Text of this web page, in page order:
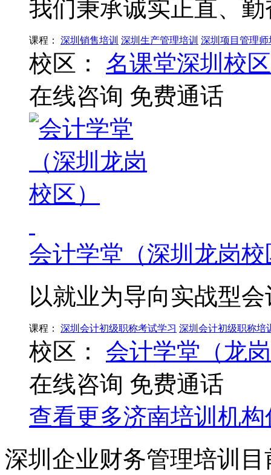
我们秉承诚实正直、
课程： 深圳销售培训 深圳生产管理培训 深圳项目管理师
校区：
名课堂深圳校区
在线咨询 免费通话
会计学堂（深圳龙岗校
以就业为导向实战型
课程： 深圳会计初级职称考试学习 深圳会计初级职称培
校区：
会计学堂（龙
在线咨询 免费通话
查看更多济南培训机构
深圳企业财务管理培训